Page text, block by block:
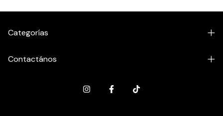
Categorías
Contactános